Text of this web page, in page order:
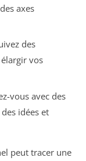
axes
des
vos
vous avec des
idées et
peut tracer une